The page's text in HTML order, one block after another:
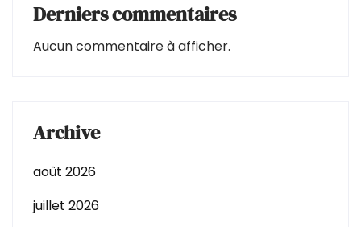
Derniers commentaires
Aucun commentaire à afficher.
Archive
août 2026
juillet 2026